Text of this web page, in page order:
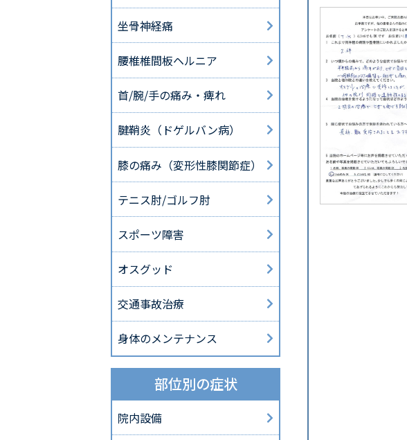
坐骨神経痛
腰椎椎間板ヘルニア
首/腕/手の痛み・痺れ
腱鞘炎（ドゲルバン病）
膝の痛み（変形性膝関節症）
テニス肘/ゴルフ肘
スポーツ障害
オスグッド
交通事故治療
身体のメンテナンス
部位別の症状
院内設備